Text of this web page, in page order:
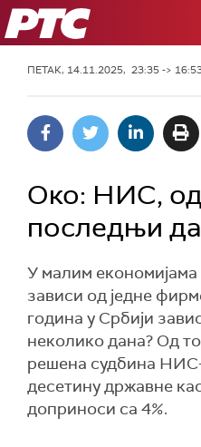
РТС
ПЕТАК, 14.11.2025, 23:35 ->
Око: НИС,
последњи
У малим
зависи од једне
година у Србији
неколико дана? Од
решена судбина
десетину државне
доприноси са 4%.